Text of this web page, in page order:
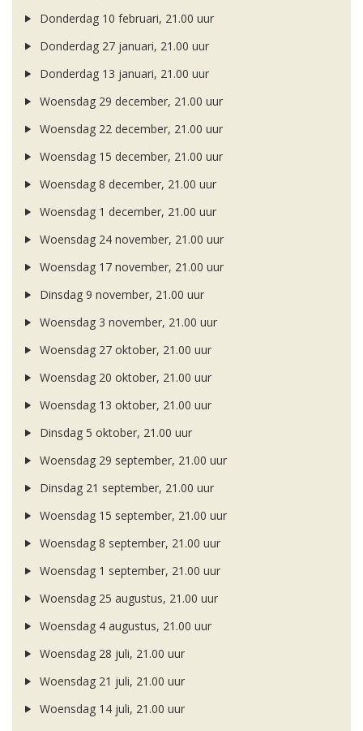
Donderdag 10 februari, 21.00 uur
Donderdag 27 januari, 21.00 uur
Donderdag 13 januari, 21.00 uur
Woensdag 29 december, 21.00 uur
Woensdag 22 december, 21.00 uur
Woensdag 15 december, 21.00 uur
Woensdag 8 december, 21.00 uur
Woensdag 1 december, 21.00 uur
Woensdag 24 november, 21.00 uur
Woensdag 17 november, 21.00 uur
Dinsdag 9 november, 21.00 uur
Woensdag 3 november, 21.00 uur
Woensdag 27 oktober, 21.00 uur
Woensdag 20 oktober, 21.00 uur
Woensdag 13 oktober, 21.00 uur
Dinsdag 5 oktober, 21.00 uur
Woensdag 29 september, 21.00 uur
Dinsdag 21 september, 21.00 uur
Woensdag 15 september, 21.00 uur
Woensdag 8 september, 21.00 uur
Woensdag 1 september, 21.00 uur
Woensdag 25 augustus, 21.00 uur
Woensdag 4 augustus, 21.00 uur
Woensdag 28 juli, 21.00 uur
Woensdag 21 juli, 21.00 uur
Woensdag 14 juli, 21.00 uur